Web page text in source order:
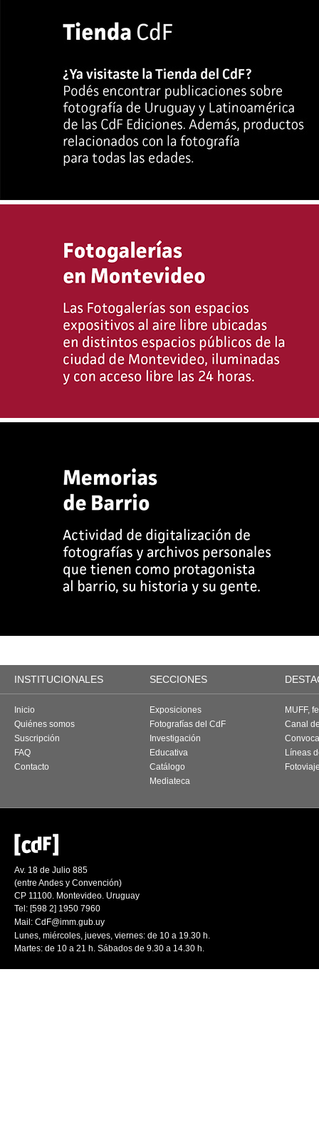
INSTITUCIONALES SECCIONES
Inicio
Quiénes somos
Suscripción
FAQ
Contacto
Exposiciones
Fotografías del CdF
Investigación
Educativa
Catálogo
Mediateca
MUFF,
Canal
Líneas
Av. 18 de Julio 885
(entre Andes y Convención)
CP 11100. Montevideo. Uruguay
Tel: [598 2] 1950 7960
Mail: CdF@imm.gub.uy
Lunes, miércoles, jueves, viernes: de 10 a 19.30 h.
Martes: de 10 a 21 h. Sábados de 9.30 a 14.30 h.